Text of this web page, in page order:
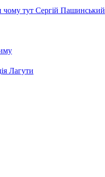
чому тут Сергій Пашинський
Лагути